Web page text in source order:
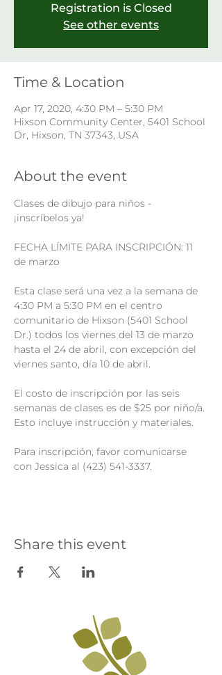
Registration is Closed
See other events
Time & Location
Apr 17, 2020, 4:30 PM – 5:30 PM
Hixson Community Center, 5401 School
Dr, Hixson, TN 37343, USA
About the event
Clases de dibujo para niños -
FECHA LÍMITE PARA INSCRIPCIÓN: 11
Esta clase será una vez a la semana de
4:30 PM a 5:30 PM en el centro
comunitario de Hixson (5401 School
Dr.) todos los viernes del 13 de marzo
hasta el 24 de abril, con excepción del
El costo de inscripción por las seis
semanas de clases es de $25 por niño/a.
Para inscripción, favor comunicarse
con Jessica al (423) 541-3337.
Share this event